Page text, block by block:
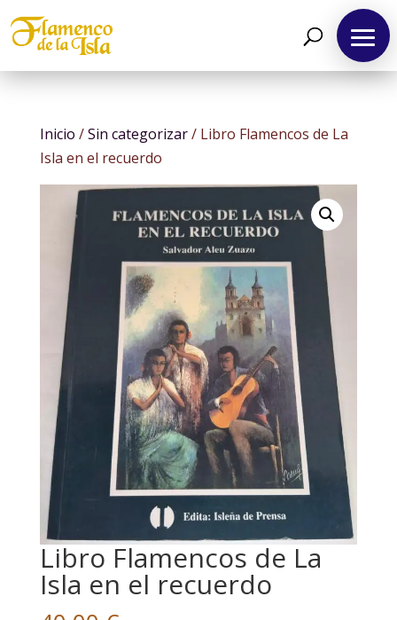
Inicio
Agenda
Artistas
Producciones
Contacto
Tienda
Inicio /Sin categorizar/ Libro Flamencos de La
Isla en el recuerdo
Libro Flamencos de La
Isla en el recuerdo